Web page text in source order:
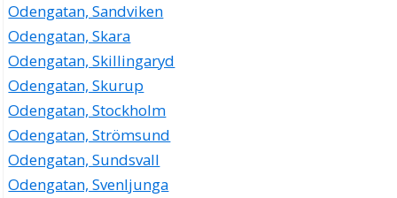
Odengatan, Sandviken
Odengatan, Skara
Odengatan, Skillingaryd
Odengatan, Skurup
Odengatan, Stockholm
Odengatan, Strömsund
Odengatan, Sundsvall
Odengatan, Svenljunga